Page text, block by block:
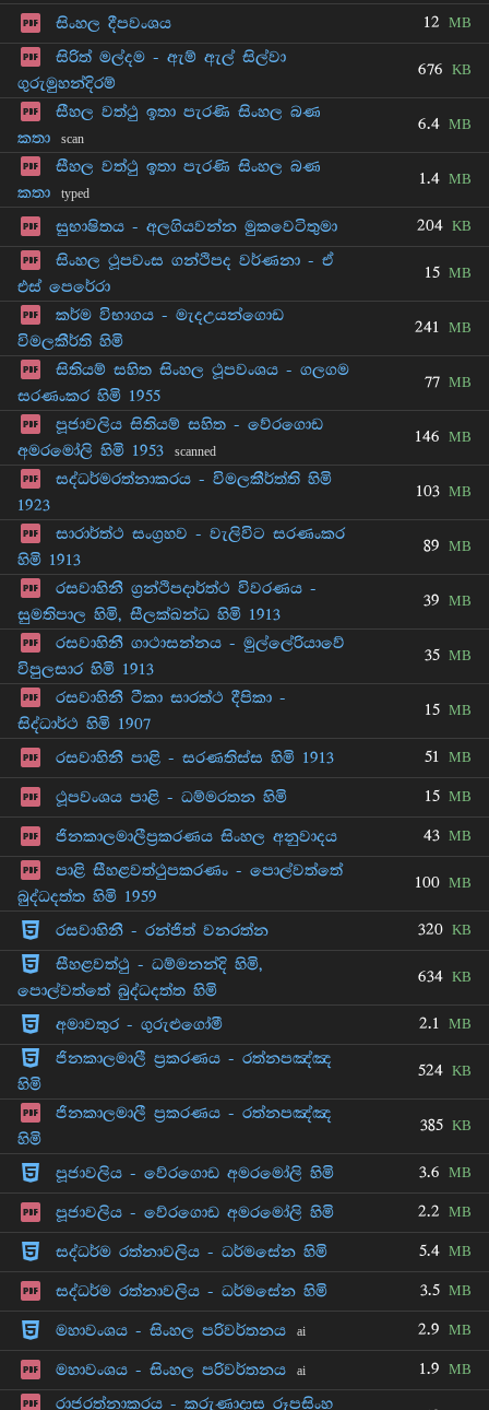
සිංහල දීපවංශය 12 MB
සිරිත් මල්දම - ඇම් ඇල් සිල්වා
ගුරුමුහන්දිරම්
676 KB
සීහල වත්ථු ඉතා පැරණි සිංහල බණ
කතා
scan
6.4 MB
සීහල වත්ථු ඉතා පැරණි සිංහල බණ
කතා
typed
1.4 MB
සුභාෂිතය - අලගියවන්න මුකවෙටිතුමා 204 KB
සිංහල ථූපවංස ගන්ථිපද වර්ණනා - ඒ
එස් පෙරේරා
15 MB
කර්ම විභාගය - මැදඋයන්ගොඩ
විමලකීර්ති හිමි
241 MB
සිතියම් සහිත සිංහල ථූපවංශය - ගලගම
සරණංකර හිමි 1955
77 MB
පූජාවලිය සිතියම් සහිත - වේරගොඩ
අමරමෝලි හිමි 1953
scanned
146 MB
සද්ධර්මරත්නාකරය - විමලකීර්ත්ති හිමි
1923
103 MB
සාරාර්ත්ථ සංග්‍රහව - වැලිවිට සරණංකර
හිමි 1913
89 MB
රසවාහිනී ග්‍රන්ථිපදාර්ත්ථ විවරණය -
සුමතිපාල හිමි, සීලක්ඛන්ධ හිමි 1913
39 MB
රසවාහිනී ගාථාසන්නය - මුල්ලේරියාවේ
විපුලසාර හිමි 1913
35 MB
රසවාහිනී ටීකා සාරත්ථ දීපිකා -
සිද්ධාර්ථ හිමි 1907
15 MB
රසවාහිනී පාළි - සරණතිස්ස හිමි 1913 51 MB
ථූපවංශය පාළි - ධම්මරතන හිමි 15 MB
ජිනකාලමාලීප්‍රකරණය සිංහල අනුවාදය 43 MB
පාළි සීහළවත්ථුපකරණං - පොල්වත්තේ
බුද්ධදත්ත හිමි 1959
100 MB
රසවාහිනී - රන්ජිත් වනරත්න 320 KB
සීහළවත්ථු - ධම්මනන්දි හිමි,
පොල්වත්තේ බුද්ධදත්ත හිමි
634 KB
අමාවතුර - ගුරුළුගෝමී 2.1 MB
ජිනකාලමාලී ප්‍රකරණය - රත්නපඤ්ඤ
හිමි
524 KB
ජිනකාලමාලී ප්‍රකරණය - රත්නපඤ්ඤ
හිමි
385 KB
පූජාවලිය - වේරගොඩ අමරමෝලි හිමි 3.6 MB
පූජාවලිය - වේරගොඩ අමරමෝලි හිමි 2.2 MB
සද්ධර්ම රත්නාවලිය - ධර්මසේන හිමි 5.4 MB
සද්ධර්ම රත්නාවලිය - ධර්මසේන හිමි 3.5 MB
මහාවංශය - සිංහල පරිවර්තනය ai 2.9 MB
මහාවංශය - සිංහල පරිවර්තනය ai 1.9 MB
රාජරත්නාකරය - කරුණාදාස රූපසිංහ